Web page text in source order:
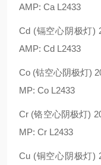
AMP: Ca L2433
Cd (镉空心阴极灯)
AMP: Cd L2433
Co (钴空心阴极灯)
MP: Co L2433
Cr (铬空心阴极灯)
MP: Cr L2433
Cu (铜空心阴极灯)